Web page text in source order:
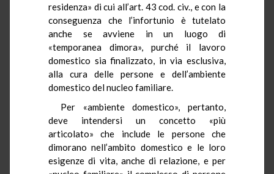
residenza» di cui all’art. 43 cod. civ., e con la
conseguenza che l’infortunio è tutelato
anche se avviene in un luogo di
«temporanea dimora», purché il lavoro
domestico sia finalizzato, in via esclusiva,
alla cura delle persone e dell’ambiente
domestico del nucleo familiare.
Per «ambiente domestico», pertanto,
deve intendersi un concetto «più
articolato» che include le persone che
dimorano nell’ambito domestico e le loro
esigenze di vita, anche di relazione, e per